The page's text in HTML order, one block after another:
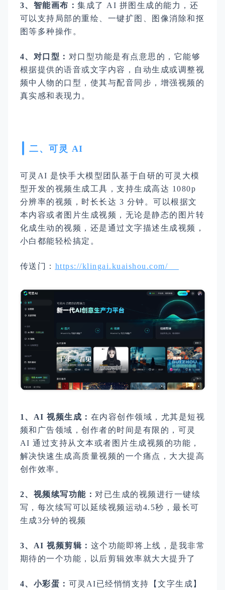
3、智能画布： 集成了 AI 拼图生成的能力，还
可以支持局部的重绘、一键扩图、图像消除和抠
图等多种操作。
4、对口型： 对口型功能是有点意思的，它能够
根据提供的语音或文字内容，自动生成或调整视
频中人物的口型，使其与配音同步，增强视频的
真实感和表现力。
二、可灵 AI
可灵AI 是快手大模型团队基于自研的可灵大模
型开发的视频生成工具，支持生成高达 1080p
分辨率的视频，时长长达 3 分钟。可以根据文
本内容或者图片生成视频，无论是静态的图片转
化成生动的视频，还是通过文字描述生成视频，
小白都能轻松搞定。
传送门： https://klingai.kuaishou.com/
1、AI 视频生成： 在内容创作领域，尤其是短视
频和广告领域，创作者的时间是有限的，可灵
AI 通过支持从文本或者图片生成视频的功能，
解决快速生成高质量视频的一个痛点，大大提高
创作效率。
2、视频续写功能： 对已生成的视频进行一键续
写，每次续写可以延续视频运动4.5秒，最长可
生成3分钟的视频
3、AI 视频剪辑： 这个功能即将上线，是我非常
期待的一个功能，以后剪辑效率就大大提升了
4、小彩蛋： 可灵AI已经悄悄支持【文字生成】